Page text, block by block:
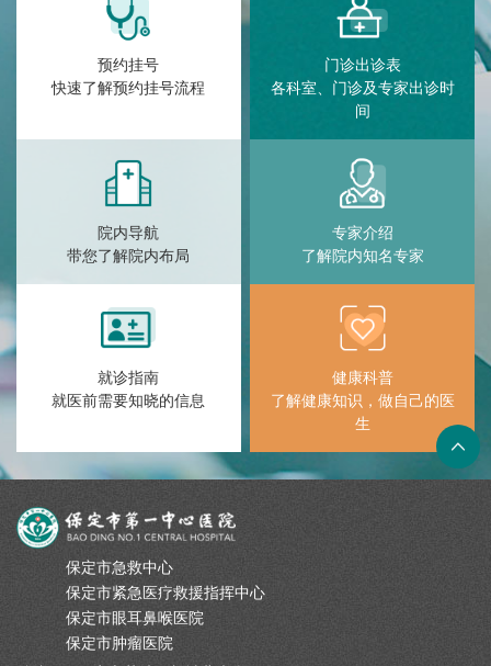
预约挂号
快速了解预约挂号流程
门诊出诊表
各科室、门诊及专家出诊时
间
院内导航
带您了解院内布局
专家介绍
了解院内知名专家
就诊指南
就医前需要知晓的信息
健康科普
了解健康知识，做自己的医
生
保定市急救中心
保定市紧急医疗救援指挥中心
保定市眼耳鼻喉医院
保定市肿瘤医院